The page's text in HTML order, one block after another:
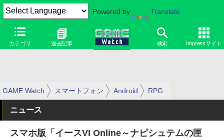
Powered by Translate
カテゴリ 過去記事 検索 Impressサイト
GAME Watch スマートフォン Android RPG
ニュース
スマホ版「イースVI Online～ナピシュテムの匣